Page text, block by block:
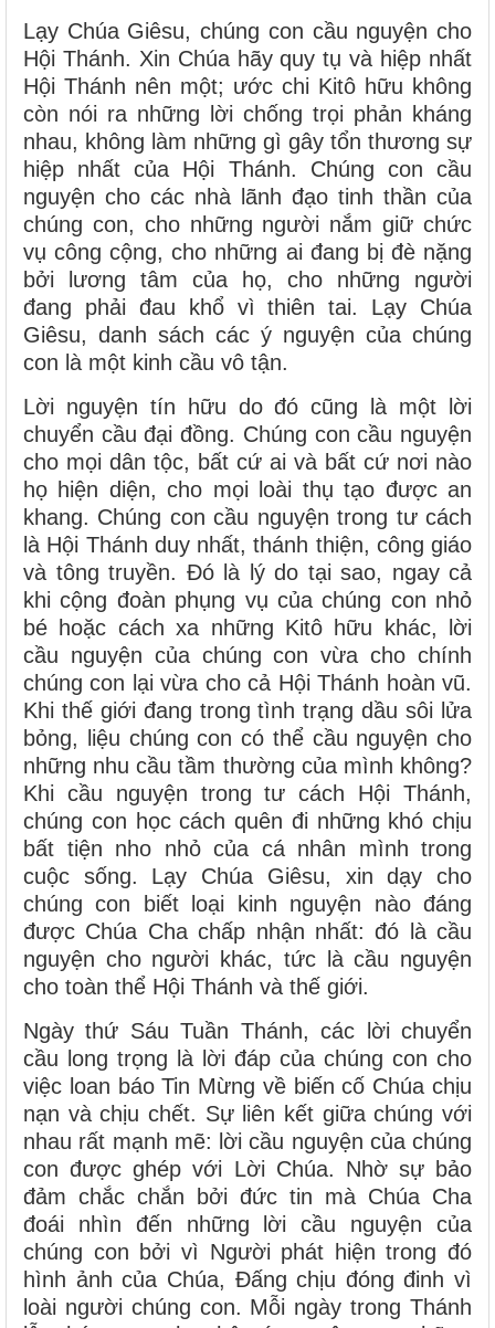
Lạy Chúa Giêsu, chúng con cầu nguyện cho
Hội Thánh. Xin Chúa hãy quy tụ và hiệp nhất
Hội Thánh nên một; ước chi Kitô hữu không
còn nói ra những lời chống trọi phản kháng
nhau, không làm những gì gây tổn thương sự
hiệp nhất của Hội Thánh. Chúng con cầu
nguyện cho các nhà lãnh đạo tinh thần của
chúng con, cho những người nắm giữ chức
vụ công cộng, cho những ai đang bị đè nặng
bởi lương tâm của họ, cho những người
đang phải đau khổ vì thiên tai. Lạy Chúa
Giêsu, danh sách các ý nguyện của chúng
con là một kinh cầu vô tận.
Lời nguyện tín hữu do đó cũng là một lời
chuyển cầu đại đồng. Chúng con cầu nguyện
cho mọi dân tộc, bất cứ ai và bất cứ nơi nào
họ hiện diện, cho mọi loài thụ tạo được an
khang. Chúng con cầu nguyện trong tư cách
là Hội Thánh duy nhất, thánh thiện, công giáo
và tông truyền. Đó là lý do tại sao, ngay cả
khi cộng đoàn phụng vụ của chúng con nhỏ
bé hoặc cách xa những Kitô hữu khác, lời
cầu nguyện của chúng con vừa cho chính
chúng con lại vừa cho cả Hội Thánh hoàn vũ.
Khi thế giới đang trong tình trạng dầu sôi lửa
bỏng, liệu chúng con có thể cầu nguyện cho
những nhu cầu tầm thường của mình không?
Khi cầu nguyện trong tư cách Hội Thánh,
chúng con học cách quên đi những khó chịu
bất tiện nho nhỏ của cá nhân mình trong
cuộc sống. Lạy Chúa Giêsu, xin dạy cho
chúng con biết loại kinh nguyện nào đáng
được Chúa Cha chấp nhận nhất: đó là cầu
nguyện cho người khác, tức là cầu nguyện
cho toàn thể Hội Thánh và thế giới.
Ngày thứ Sáu Tuần Thánh, các lời chuyển
cầu long trọng là lời đáp của chúng con cho
việc loan báo Tin Mừng về biến cố Chúa chịu
nạn và chịu chết. Sự liên kết giữa chúng với
nhau rất mạnh mẽ: lời cầu nguyện của chúng
con được ghép với Lời Chúa. Nhờ sự bảo
đảm chắc chắn bởi đức tin mà Chúa Cha
đoái nhìn đến những lời cầu nguyện của
chúng con bởi vì Người phát hiện trong đó
hình ảnh của Chúa, Đấng chịu đóng đinh vì
loài người chúng con. Mỗi ngày trong Thánh